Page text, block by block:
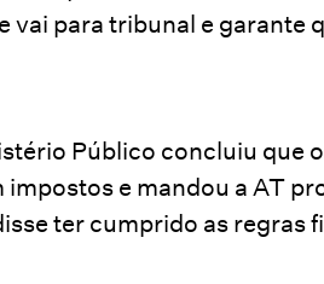
vai para tribunal e garante
Público concluiu que
e mandou a AT
ter cumprido as regras